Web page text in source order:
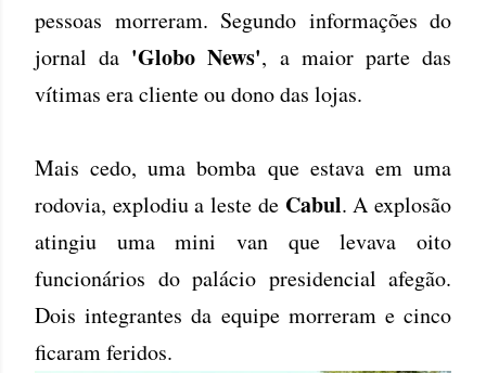
pessoas morreram. Segundo informações do
jornal da 'Globo News', a maior parte das
vítimas era cliente ou dono das lojas.
Mais cedo, uma bomba que estava em uma
rodovia, explodiu a leste de Cabul. A explosão
atingiu uma mini van que levava oito
funcionários do palácio presidencial afegão.
Dois integrantes da equipe morreram e cinco
ficaram feridos.